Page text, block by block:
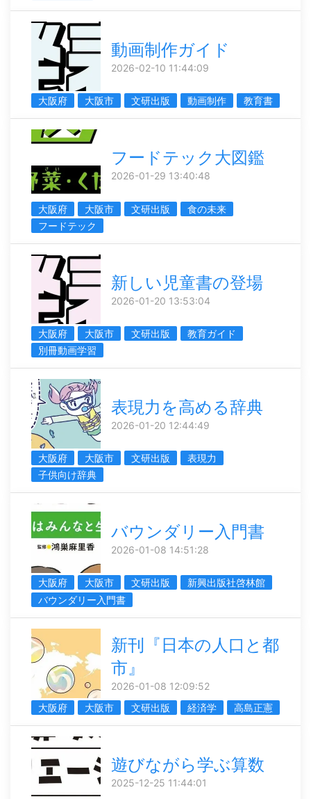
動画制作ガイド
2026-02-10 11:44:09
大阪府 大阪市 文研出版 動画制作 教育書
フードテック大図鑑
2026-01-29 13:40:48
大阪府 大阪市 文研出版
食の未来
フードテック
新しい児童書の登場
2026-01-20 13:53:04
大阪府 大阪市 文研出版
教育ガイド
別冊動画学習
表現力を高める辞典
2026-01-20 12:44:49
大阪府 大阪市 文研出版
表現力
子供向け辞典
バウンダリー入門書
2026-01-08 14:51:28
大阪府 大阪市 文研出版
新興出版社啓林館
バウンダリー入門書
新刊『日本の人口と都
市』
2026-01-08 12:09:52
大阪府
大阪市 文研出版 経済学 高島正憲
遊びながら学ぶ算数
2025-12-25 11:44:01